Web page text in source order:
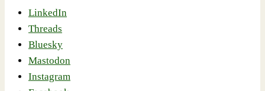
LinkedIn
Threads
Bluesky
Mastodon
Instagram